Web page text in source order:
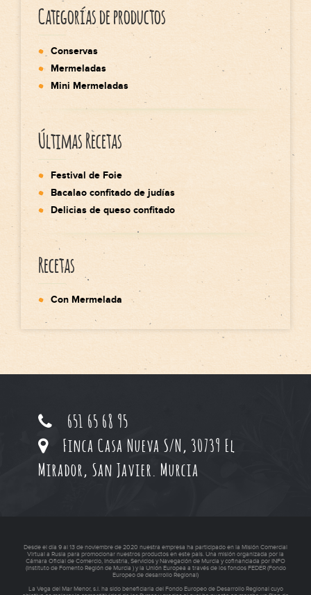
Categorías de productos
Conservas
Mermeladas
Mini Mermeladas
Últimas Recetas
Festival de Foie
Bacalao confitado de judías
Delicias de queso confitado
Recetas
Con Mermelada
651 65 68 95
Finca Casa Nueva S/N, 30739 El
Mirador, San Javier. Murcia
Desde el día 9 al 13 de noviembre de 2020 nuestra empresa ha participado en la Misión Comercial
Virtual a Rusia para promocionar nuestros productos en este país. Una misión organizada por la
Cámara Oficial de Comercio, Industria, Servicios y Navegación de Murcia y cofinanciada por INFO
(Instituto de Fomento Región de Murcia ) y la Unión Europea a través de los fondos FEDER (Fondo
Europeo de desarrollo Regional)
La Vega del Mar Menor, s.l. ha sido beneficiaria del Fondo Europeo de Desarrollo Regional cuyo